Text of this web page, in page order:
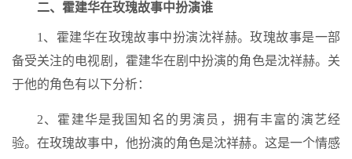
二、霍建华在玫瑰故事中扮演谁
1、霍建华在玫瑰故事中扮演沈祥赫。玫瑰故事是一部
备受关注的电视剧，霍建华在剧中扮演的角色是沈祥赫。关
于他的角色有以下分析：
2、霍建华是我国知名的男演员，拥有丰富的演艺经
验。在玫瑰故事中，他扮演的角色是沈祥赫。这是一个情感